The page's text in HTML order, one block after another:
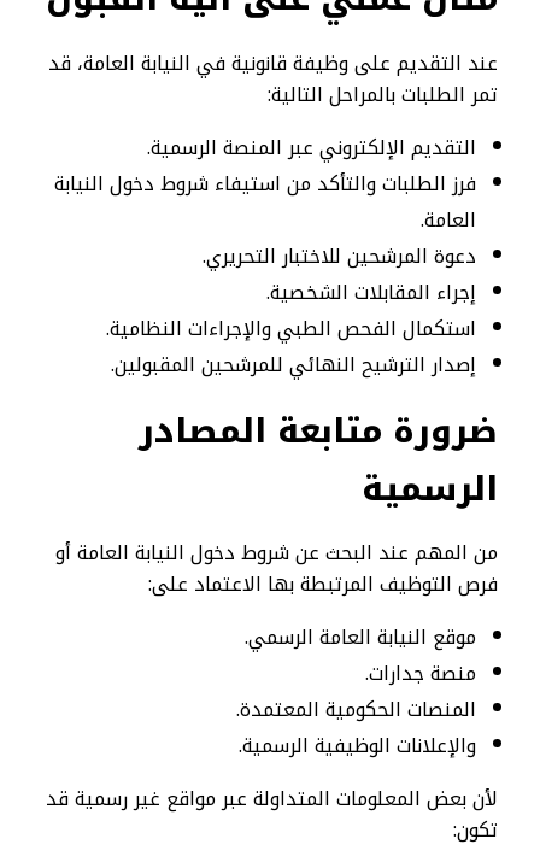
عند التقديم على وظيفة قانونية في النيابة العامة، قد
تمر الطلبات بالمراحل التالية:
التقديم الإلكتروني عبر المنصة الرسمية.
فرز الطلبات والتأكد من استيفاء شروط دخول النيابة
العامة.
دعوة المرشحين للاختبار التحريري.
إجراء المقابلات الشخصية.
استكمال الفحص الطبي والإجراءات النظامية.
إصدار الترشيح النهائي للمرشحين المقبولين.
ضرورة متابعة المصادر
الرسمية
من المهم عند البحث عن شروط دخول النيابة العامة أو
فرص التوظيف المرتبطة بها الاعتماد على:
موقع النيابة العامة الرسمي.
منصة جدارات.
المنصات الحكومية المعتمدة.
والإعلانات الوظيفية الرسمية.
لأن بعض المعلومات المتداولة عبر مواقع غير رسمية قد
تكون: